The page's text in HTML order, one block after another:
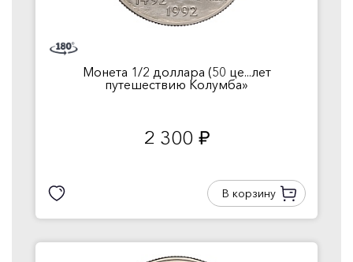
Монета 1/2 доллара (50 це...лет
путешествию Колумба»
2 300 руб.
В корзину